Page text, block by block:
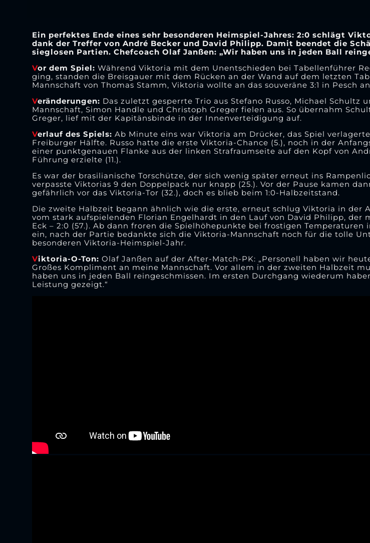
Ein perfektes Ende eines sehr besonderen Heimspiel-Jahres: 2:0 schlägt
dank der Treffer von André Becker und David Philipp. Damit beendet die
sieglosen Partien. Chefcoach Olaf Janßen: „Wir haben uns in jeden Ball
Vor dem Spiel: Während Viktoria mit dem Unentschieden bei Tabellenführer
ging, standen die Breisgauer mit dem Rücken an der Wand auf dem letzten
Mannschaft von Thomas Stamm, Viktoria wollte an das souveräne 3:1 in Pesch
Veränderungen: Das zuletzt gesperrte Trio aus Stefano Russo, Michael Schultz
Mannschaft, Simon Handle und Christoph Greger fielen aus. So übernahm
Greger, lief mit der Kapitänsbinde in der Innenverteidigung auf.
Verlauf des Spiels: Ab Minute eins war Viktoria am Drücker, das Spiel
Freiburger Hälfte. Russo hatte die erste Viktoria-Chance (5.), noch in der
einer punktgenauen Flanke aus der linken Strafraumseite auf den Kopf von
Führung erzielte (11.).
Es war der brasilianische Torschütze, der sich wenig später erneut ins
verpasste Viktorias 9 den Doppelpack nur knapp (25.). Vor der Pause kamen
gefährlich vor das Viktoria-Tor (32.), doch es blieb beim 1:0-Halbzeitstand.
Die zweite Halbzeit begann ähnlich wie die erste, erneut schlug Viktoria in der
vom stark aufspielenden Florian Engelhardt in den Lauf von David Philipp, der
Eck – 2:0 (57.). Ab dann froren die Spielhöhepunkte bei frostigen
ein, nach der Partie bedankte sich die Viktoria-Mannschaft noch für die tolle
besonderen Viktoria-Heimspiel-Jahr.
Viktoria-O-Ton: Olaf Janßen auf der After-Match-PK: „Personell haben wir
Großes Kompliment an meine Mannschaft. Vor allem in der zweiten Halbzeit
haben uns in jeden Ball reingeschmissen. Im ersten Durchgang wiederum
Leistung gezeigt.“